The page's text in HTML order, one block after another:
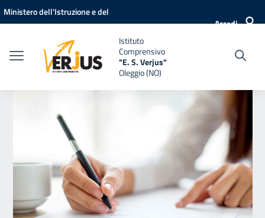
Vai ai contenuti
Vai al menu di navigazione
Vai al footer
Ministero dell'Istruzione e del
Accedi
Istituto
Comprensivo
"E. S. Verjus"
Oleggio (NO)